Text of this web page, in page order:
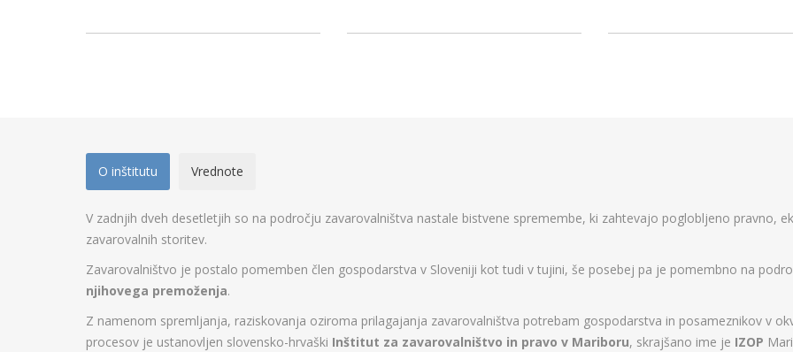
O inštitutu Vrednote
V zadnjih dveh desetletjih so na področju zavarovalništva nastale bistvene spremembe, ki zahtevajo poglobljeno pravno,
zavarovalnih storitev.
Zavarovalništvo je postalo pomemben člen gospodarstva v Sloveniji kot tudi v tujini, še posebej pa je pomembno na
njihovega premoženja.
Z namenom spremljanja, raziskovanja oziroma prilagajanja zavarovalništva potrebam gospodarstva in posameznikov v
procesov je ustanovljen slovensko-hrvaški Inštitut za zavarovalništvo in pravo v Mariboru, skrajšano ime je IZOP